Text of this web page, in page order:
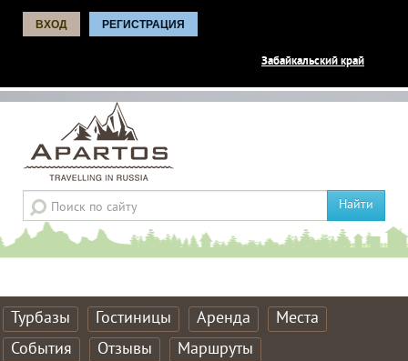
ВХОД РЕГИСТРАЦИЯ
Забайкальский край
Найти
Турбазы Гостиницы Аренда
Места
События
Отзывы Маршруты